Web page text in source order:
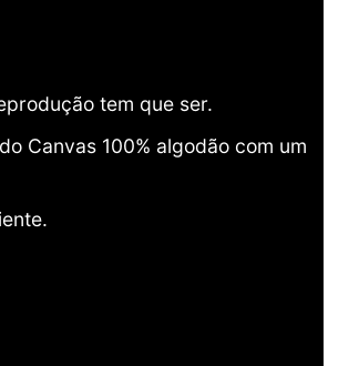
tem que ser.
Canvas 100% algodão com um